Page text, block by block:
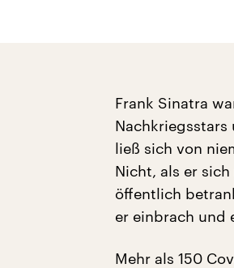
Frank Sinatra
Nachkriegsstars
ließ sich von
Nicht, als er
öffentlich
er einbrach und
Mehr als 150